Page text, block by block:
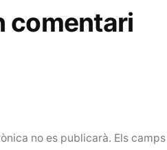
comentari
no es publicarà. Els